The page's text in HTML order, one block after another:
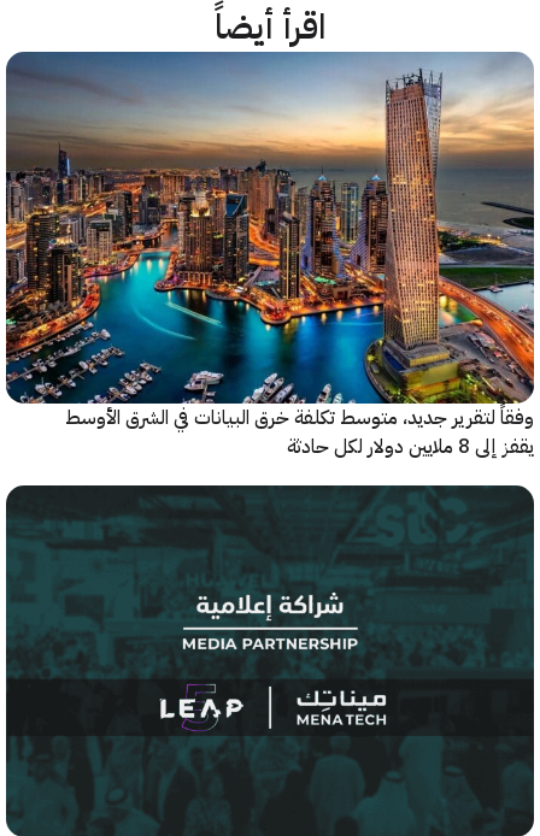
اقرأ أيضاً
جديد، متوسط تكلفة خرق البيانات في الشرق الأوسط
لكل حادثة